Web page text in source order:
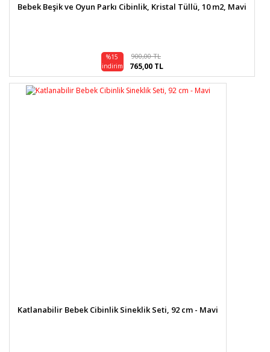
Bebek Beşik ve Oyun Parkı Cibinlik, Kristal Tüllü, 10 m2, Mavi
%15
indirim
900,00 TL
765,00 TL
Katlanabilir Bebek Cibinlik Sineklik Seti, 92 cm - Mavi